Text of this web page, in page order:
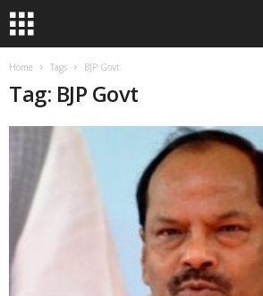
Home Tags BJP Govt
Tag: BJP Govt